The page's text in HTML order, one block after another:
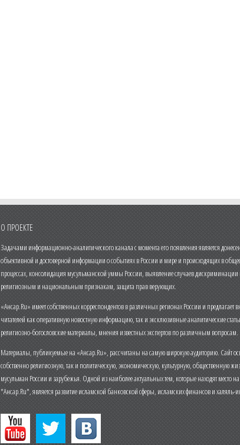
О ПРОЕКТЕ
Задачами информационно-аналитического канала с момента его появления является
объективной и достоверной информации о событиях в России и мире и происходящих в
процессах, консолидация мусульманской уммы России, выявление случаев дискриминации
религиозным и национальным признакам, защита прав верующих.
«Ансар.Ru» имеет собственных корреспондентов в различных регионах России и
читателей как оперативную новостную информацию, так и эксклюзивные аналитические
религиозно-богословские материалы, мнения известных экспертов по различным вопросам.
Материалы, публикуемые на «Ансар.Ru», рассчитаны на самую широкую аудиторию. Сайт
собственно религиозную, так и политическую, экономическую, культурную, общественную
мусульман России и зарубежья. Одной из наиболее актуальных тем, которые находят место
"Ансар.Ru", является развитие исламской банковской сферы, исламских финансов и халяль-